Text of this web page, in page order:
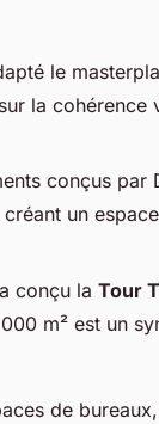
le
la cohérence
conçus
un
conçu la Tour
m² est un
de